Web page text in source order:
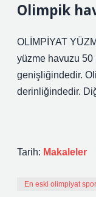
Olimpik
OLİMPİYAT
yüzme havuzu 50
genişliğindedir.
derinliğindedir.
Tarih: Makaleler
En eski olimpiyat